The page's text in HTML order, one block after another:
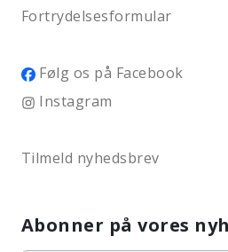
Fortrydelsesformular
Følg os på Facebook
Instagram
Tilmeld nyhedsbrev
Abonner på vores